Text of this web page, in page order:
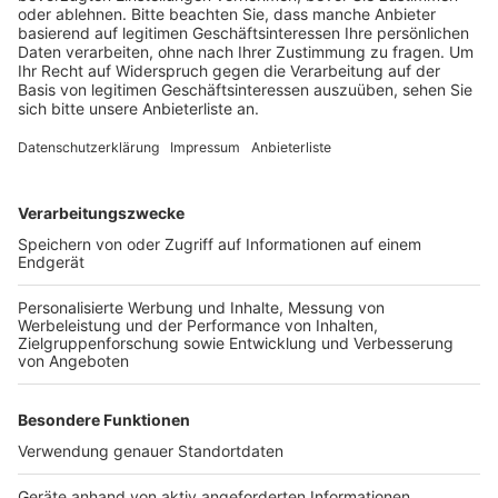
Anzeige
Er kam nach rechts von der Fahrbahn ab, durchbrach
Schließlich prallte der Wagen gegen einen Baum. Der
Während der Rettungs- und Bergungsarbeiten musste
gesperrt werden.
Anzeige
Anzeige